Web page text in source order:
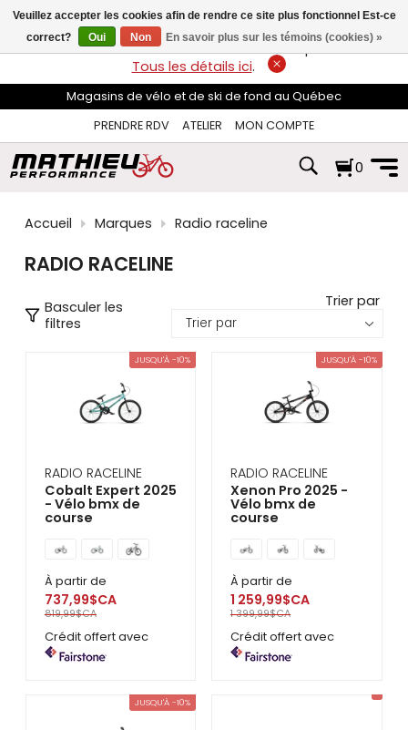
flèches
haut
et
pour
sélectionner
disponible.
Appuyez
pour
résultat
recherche
sélectionné.
Les
utilisateurs
d'appareils
peuvent
gestes
tels
que
toucher
glisser.
LIVRAISON GRATUITEsur les commandes de plus de 74$*.
Tous les détails ici.
Magasins de vélo et de ski de fond au Québec
PRENDRE RDV
ATELIER MON COMPTE
0
Accueil Marques Radio raceline
RADIO RACELINE
Basculer les
filtres
Trier par
JUSQU'À -10%
RADIO RACELINE
Cobalt Expert 2025
- Vélo bmx de
course
À partir de
737,99$CA
819,99$CA
Crédit offert avec
JUSQU'À -10%
RADIO RACELINE
Xenon Pro 2025 -
Vélo bmx de
course
À partir de
1 259,99$CA
1 399,99$CA
Crédit offert avec
JUSQU'À -10%
Veuillez accepter les cookies afin de rendre ce site plus fonctionnel Est-ce
correct?
Oui Non En savoir plus sur les témoins (cookies) »